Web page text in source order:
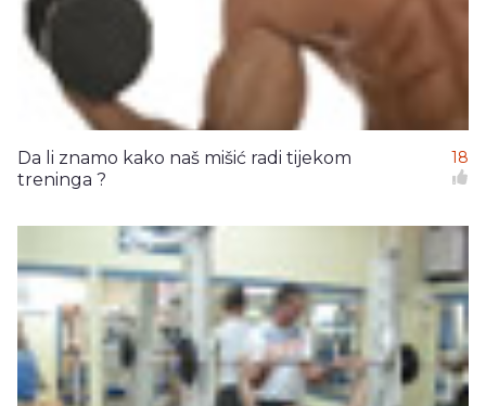
Da li znamo kako naš mišić radi tijekom
treninga ?
18